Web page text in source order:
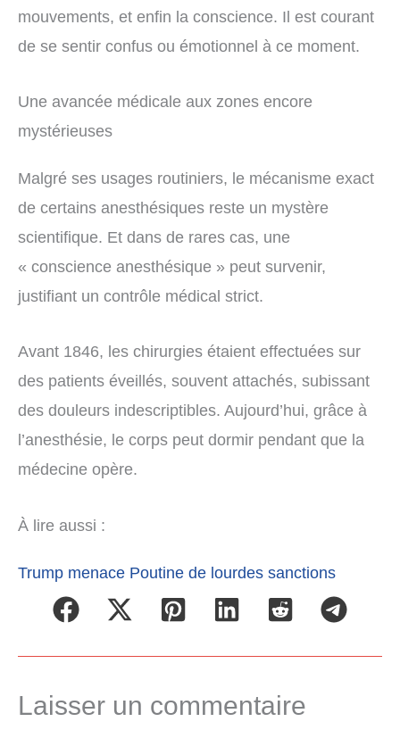
mouvements, et enfin la conscience. Il est courant
de se sentir confus ou émotionnel à ce moment.
Une avancée médicale aux zones encore
mystérieuses
Malgré ses usages routiniers, le mécanisme exact
de certains anesthésiques reste un mystère
scientifique. Et dans de rares cas, une
« conscience anesthésique » peut survenir,
justifiant un contrôle médical strict.
Avant 1846, les chirurgies étaient effectuées sur
des patients éveillés, souvent attachés, subissant
des douleurs indescriptibles. Aujourd’hui, grâce à
l’anesthésie, le corps peut dormir pendant que la
médecine opère.
À lire aussi :
Trump menace Poutine de lourdes sanctions
Laisser un commentaire